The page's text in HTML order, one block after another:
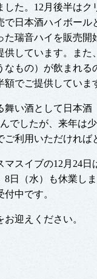
した。12月後半は
で日本酒ハイボー
た瑞音ハイを販売
供しています。ま
なもの）が飲まれ
でご提供していま
い酒として日本酒
でしたが、来年は
利用いただければ
スイブの12月24
8日（水）も休業し
中です。
迎えください。